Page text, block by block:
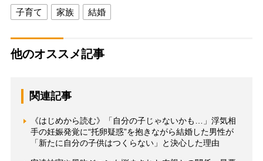
子育て 家族 結婚
他のオススメ記事
関連記事
《はじめから読む》「自分の子じゃないかも…」浮気相
手の妊娠発覚に“托卵疑惑”を抱きながら結婚した男性が
「新たに自分の子供はつくらない」と決心した理由